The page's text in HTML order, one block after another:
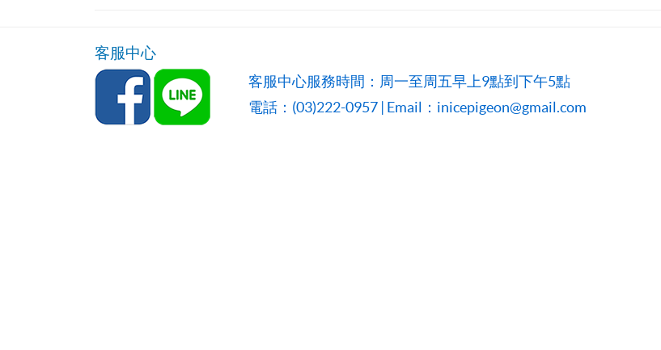
客服中心
客服中心服務時間：周一至周五早上9點到下午5點
電話：(03)222-0957 | Email：inicepigeon@gmail.com